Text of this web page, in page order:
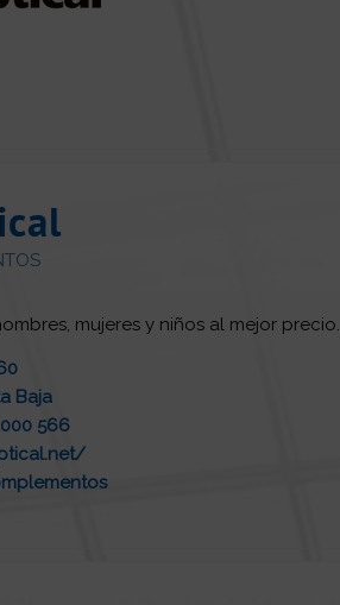
mujeres y niños al mejor precio.
Baja
566